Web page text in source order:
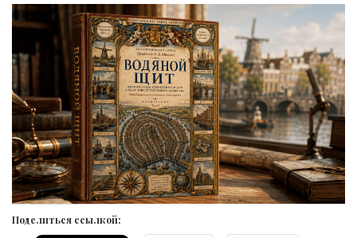
Поделиться ссылкой: